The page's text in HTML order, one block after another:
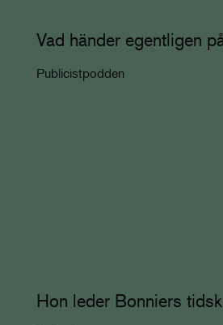
Vad händer egentligen
Publicistpodden
Hon leder Bonniers